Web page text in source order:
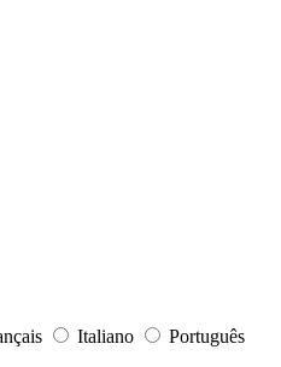
Italiano Português